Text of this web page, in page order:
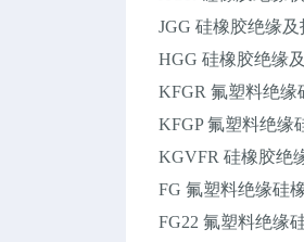
JGG 硅橡胶绝缘
HGG 硅橡胶绝缘
KFGR 氟塑料绝
KFGP 氟塑料绝缘
KGVFR 硅橡胶绝
FG 氟塑料绝缘硅
FG22 氟塑料绝缘